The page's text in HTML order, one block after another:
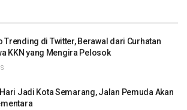
Trending di Twitter, Berawal dari Curhatan
KKN yang Mengira Pelosok
Jadi Kota Semarang, Jalan Pemuda Akan